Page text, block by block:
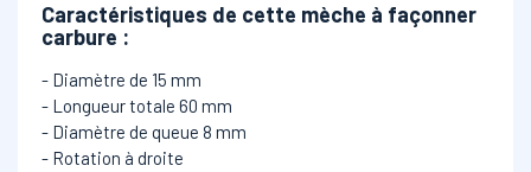
Caractéristiques de cette mèche à façonner
carbure :
- Diamètre de 15 mm
- Longueur totale 60 mm
- Diamètre de queue 8 mm
- Rotation à droite